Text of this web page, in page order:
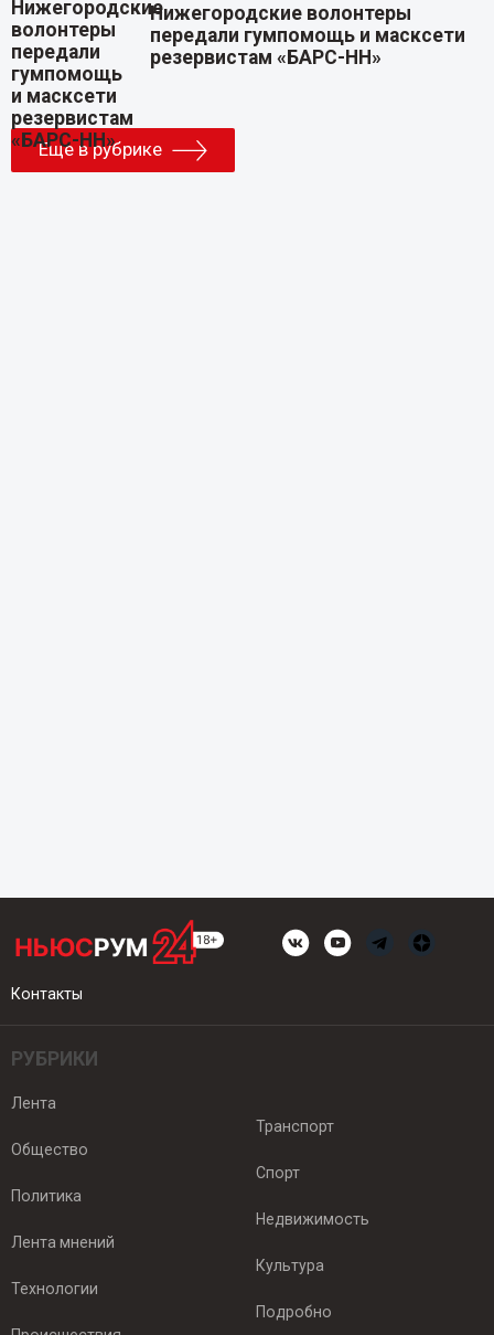
Нижегородские волонтеры
передали гумпомощь и масксети
резервистам «БАРС-НН»
Еще в рубрике
Контакты
РУБРИКИ
Лента
Общество
Политика
Лента мнений
Технологии
Транспорт
Спорт
Недвижимость
Культура
Подробно